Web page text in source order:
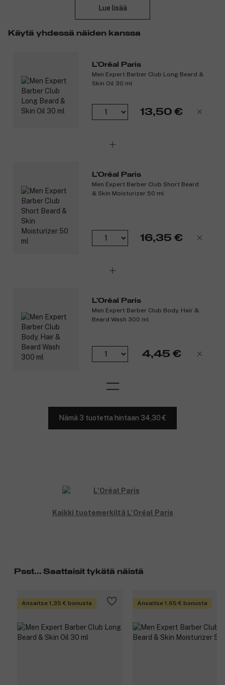
pesee myös hiuspohjan ja tekee siitä miellyttävän tuntuisen.
3212637
Lue lisää
Käytä yhdessä näiden kanssa
L'Oréal Paris
Men Expert Barber Club Long Beard &
Skin Oil 30 ml
13,50 €
L'Oréal Paris
Men Expert Barber Club Short Beard
& Skin Moisturizer 50 ml
16,35 €
L'Oréal Paris
Men Expert Barber Club Body, Hair &
Beard Wash 300 ml
4,45 €
Nämä 3 tuotetta hintaan 34,30 €
Kaikki tuotemerkiltä L'Oréal Paris
Psst... Saattaisit tykätä näistä
Ansaitse 1,35 € bonusta Ansaitse 1,65 € bonusta